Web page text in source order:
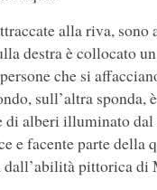
alla riva, sono
destra è collocato
che si
sull’altra sponda,
di alberi illuminato dal
e facente parte della
dall’abilità pittorica di